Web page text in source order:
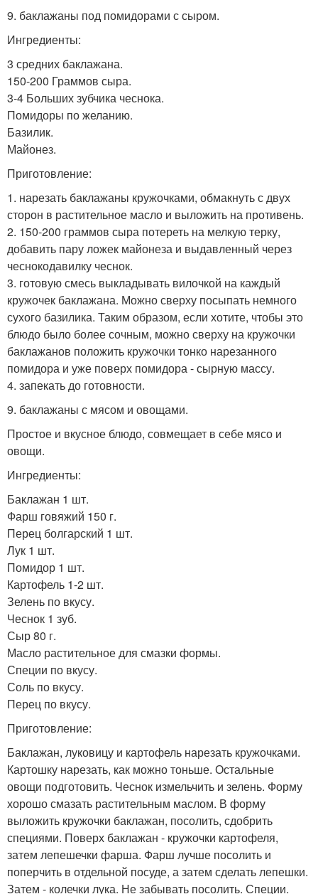
9. баклажаны под помидорами с сыром.
Ингредиенты:
3 средних баклажана.
150-200 Граммов сыра.
3-4 Больших зубчика чеснока.
Помидоры по желанию.
Базилик.
Майонез.
Приготовление:
1. нарезать баклажаны кружочками, обмакнуть с двух
сторон в растительное масло и выложить на противень.
2. 150-200 граммов сыра потереть на мелкую терку,
добавить пару ложек майонеза и выдавленный через
чеснокодавилку чеснок.
3. готовую смесь выкладывать вилочкой на каждый
кружочек баклажана. Можно сверху посыпать немного
сухого базилика. Таким образом, если хотите, чтобы это
блюдо было более сочным, можно сверху на кружочки
баклажанов положить кружочки тонко нарезанного
помидора и уже поверх помидора - сырную массу.
4. запекать до готовности.
9. баклажаны с мясом и овощами.
Простое и вкусное блюдо, совмещает в себе мясо и
овощи.
Ингредиенты:
Баклажан 1 шт.
Фарш говяжий 150 г.
Перец болгарский 1 шт.
Лук 1 шт.
Помидор 1 шт.
Картофель 1-2 шт.
Зелень по вкусу.
Чеснок 1 зуб.
Сыр 80 г.
Масло растительное для смазки формы.
Специи по вкусу.
Соль по вкусу.
Перец по вкусу.
Приготовление:
Баклажан, луковицу и картофель нарезать кружочками.
Картошку нарезать, как можно тоньше. Остальные
овощи подготовить. Чеснок измельчить и зелень. Форму
хорошо смазать растительным маслом. В форму
выложить кружочки баклажан, посолить, сдобрить
специями. Поверх баклажан - кружочки картофеля,
затем лепешечки фарша. Фарш лучше посолить и
поперчить в отдельной посуде, а затем сделать лепешки.
Затем - колечки лука. Не забывать посолить. Специи.